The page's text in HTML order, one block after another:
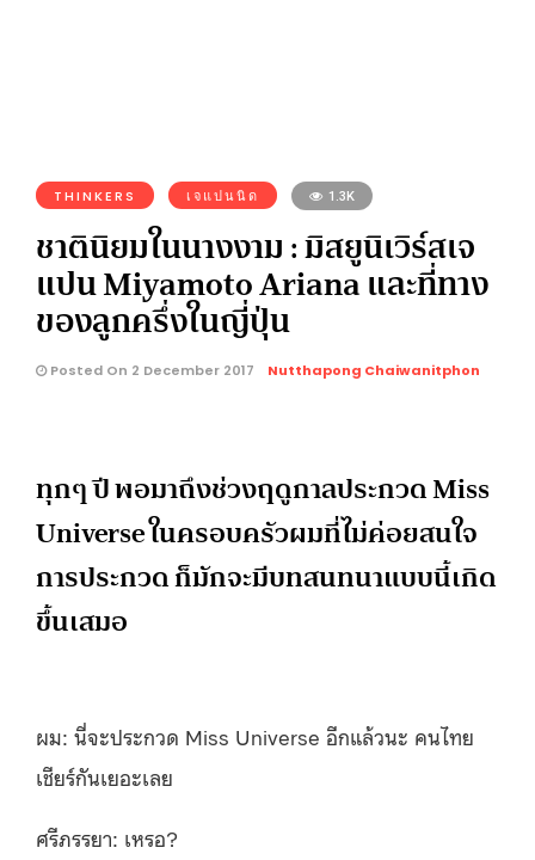
THINKERS เจแปนนิด 1.3K
ชาตินิยมในนางงาม : มิสยูนิเวิร์สเจ
แปน Miyamoto Ariana และที่ทาง
ของลูกครึ่งในญี่ปุ่น
Posted On 2 December 2017 Nutthapong Chaiwanitphon
ทุกๆ ปี พอมาถึงช่วงฤดูกาลประกวด Miss
Universe ในครอบครัวผมที่ไม่ค่อยสนใจ
การประกวด ก็มักจะมีบทสนทนาแบบนี้เกิด
ขึ้นเสมอ
ผม: นี่จะประกวด Miss Universe อีกแล้วนะ คนไทย
เชียร์กันเยอะเลย
ศรีภรรยา: เหรอ?